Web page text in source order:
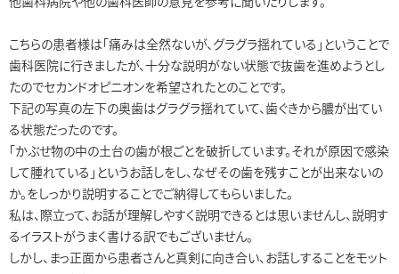
こちらの患者様は「痛みは全然ないが、グラグラ揺れている」ということで
歯科医院に行きましたが、十分な説明がない状態で抜歯を進めようとし
たのでセカンドオピニオンを希望されたとのことです。
下記の写真の左下の奥歯はグラグラ揺れていて、歯ぐきから膿が出てい
る状態だったのです。
「かぶせ物の中の土台の歯が根ごとを破折しています。それが原因で感染
して腫れている」というお話しをし、なぜその歯を残すことが出来ないの
か。をしっかり説明することでご納得してもらいました。
私は、際立って、お話が理解しやすく説明できるとは思いませんし、説明す
るイラストがうまく書ける訳でもございません。
しかし、まっ正面から患者さんと真剣に向き合い、お話しすることをモット